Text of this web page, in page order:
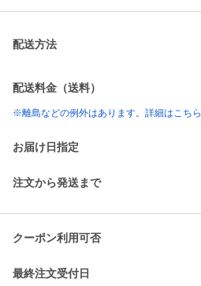
配送方法
配送料金（送料）
※離島などの例外はあります。詳細はこちら
お届け日指定
注文から発送まで
クーポン利用可否
最終注文受付日